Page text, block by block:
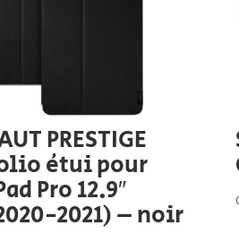
PRESTIGE
étui pour
Pro 12.9″
2021) – noir